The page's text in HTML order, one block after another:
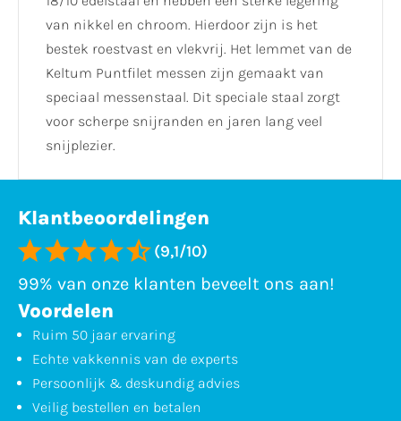
van nikkel en chroom. Hierdoor zijn is het
bestek roestvast en vlekvrij. Het lemmet van de
Keltum Puntfilet messen zijn gemaakt van
speciaal messenstaal. Dit speciale staal zorgt
voor scherpe snijranden en jaren lang veel
snijplezier.
Klantbeoordelingen
(9,1/10)
99% van onze klanten beveelt ons aan!
Voordelen
Ruim 50 jaar ervaring
Echte vakkennis van de experts
Persoonlijk & deskundig advies
Veilig bestellen en betalen